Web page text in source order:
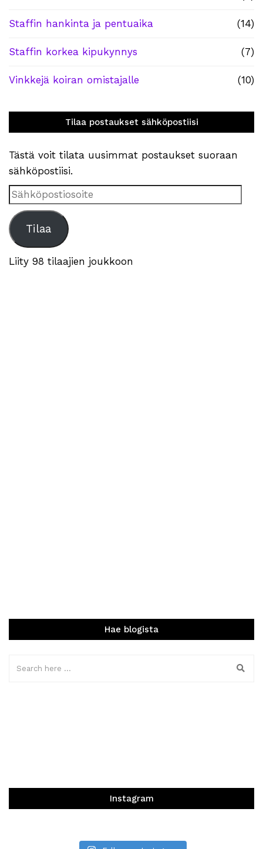
Staffin hankinta ja pentuaika (14)
Staffin korkea kipukynnys (7)
Vinkkejä koiran omistajalle (10)
Tilaa postaukset sähköpostiisi
Tästä voit tilata uusimmat postaukset suoraan
sähköpostiisi.
Sähköpostiosoite
Tilaa
Liity 98 tilaajien joukkoon
Hae blogista
Instagram